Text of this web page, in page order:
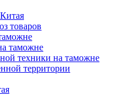
товаров
таможне
техники на таможне
территории